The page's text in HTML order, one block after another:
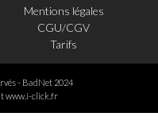
Mentions légales
CGU/CGV
Tarifs
- BadNet 2024
www.i-click.fr